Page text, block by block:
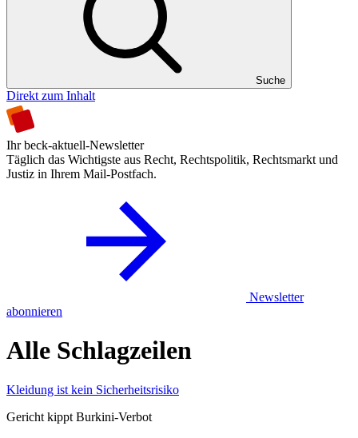
Suche
Direkt zum Inhalt
Ihr beck-aktuell-Newsletter
Täglich das Wichtigste aus Recht, Rechtspolitik, Rechtsmarkt und
Justiz in Ihrem Mail-Postfach.
Newsletter
abonnieren
Alle Schlagzeilen
Kleidung ist kein Sicherheitsrisiko
Gericht kippt Burkini-Verbot